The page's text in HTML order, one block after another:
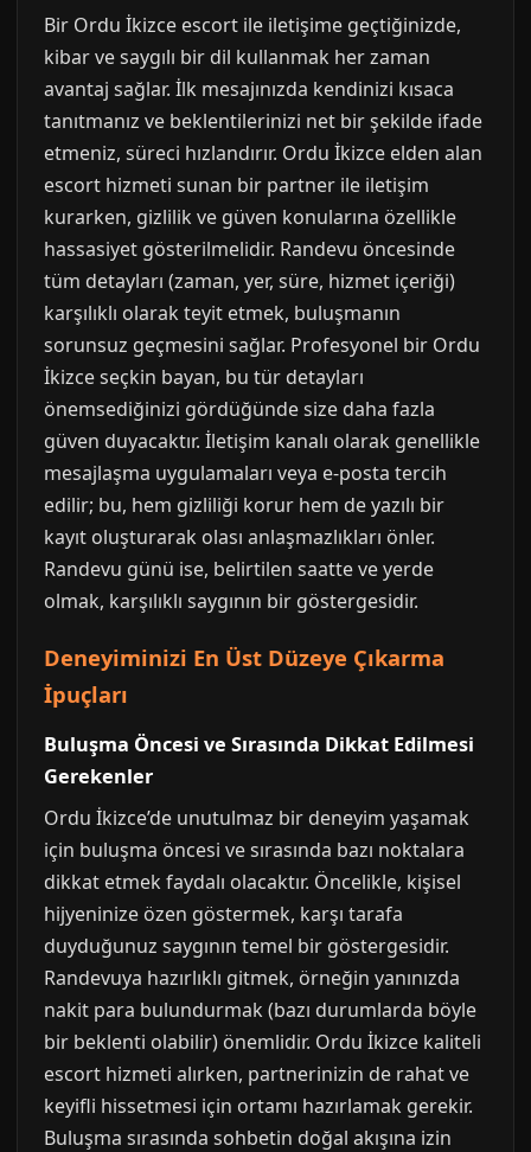
Bir Ordu İkizce escort ile iletişime geçtiğinizde,
kibar ve saygılı bir dil kullanmak her zaman
avantaj sağlar. İlk mesajınızda kendinizi kısaca
tanıtmanız ve beklentilerinizi net bir şekilde ifade
etmeniz, süreci hızlandırır. Ordu İkizce elden alan
escort hizmeti sunan bir partner ile iletişim
kurarken, gizlilik ve güven konularına özellikle
hassasiyet gösterilmelidir. Randevu öncesinde
tüm detayları (zaman, yer, süre, hizmet içeriği)
karşılıklı olarak teyit etmek, buluşmanın
sorunsuz geçmesini sağlar. Profesyonel bir Ordu
İkizce seçkin bayan, bu tür detayları
önemsediğinizi gördüğünde size daha fazla
güven duyacaktır. İletişim kanalı olarak genellikle
mesajlaşma uygulamaları veya e-posta tercih
edilir; bu, hem gizliliği korur hem de yazılı bir
kayıt oluşturarak olası anlaşmazlıkları önler.
Randevu günü ise, belirtilen saatte ve yerde
olmak, karşılıklı saygının bir göstergesidir.
Deneyiminizi En Üst Düzeye Çıkarma
İpuçları
Buluşma Öncesi ve Sırasında Dikkat Edilmesi
Gerekenler
Ordu İkizce’de unutulmaz bir deneyim yaşamak
için buluşma öncesi ve sırasında bazı noktalara
dikkat etmek faydalı olacaktır. Öncelikle, kişisel
hijyeninize özen göstermek, karşı tarafa
duyduğunuz saygının temel bir göstergesidir.
Randevuya hazırlıklı gitmek, örneğin yanınızda
nakit para bulundurmak (bazı durumlarda böyle
bir beklenti olabilir) önemlidir. Ordu İkizce kaliteli
escort hizmeti alırken, partnerinizin de rahat ve
keyifli hissetmesi için ortamı hazırlamak gerekir.
Buluşma sırasında sohbetin doğal akışına izin